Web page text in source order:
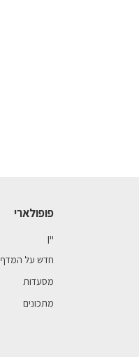
פופולארי
יין
חדש על המדף
מסעדות
מתכונים